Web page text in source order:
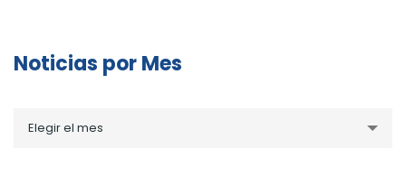
Noticias por Mes
porElegir el mes